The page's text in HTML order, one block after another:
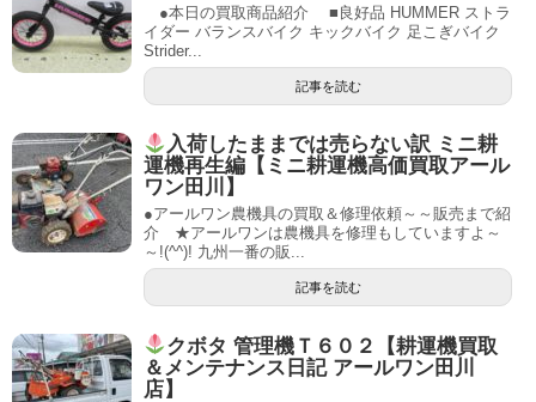
●本日の買取商品紹介 ■良好品 HUMMER ストラ
イダー バランスバイク キックバイク 足こぎバイク
Strider...
記事を読む
入荷したままでは売らない訳 ミニ耕
運機再生編【ミニ耕運機高価買取アール
ワン田川】
●アールワン農機具の買取＆修理依頼～～販売まで紹
介 ★アールワンは農機具を修理もしていますよ～
～!(^^)! 九州一番の販...
記事を読む
クボタ 管理機Ｔ６０２【耕運機買取
＆メンテナンス日記 アールワン田川
店】